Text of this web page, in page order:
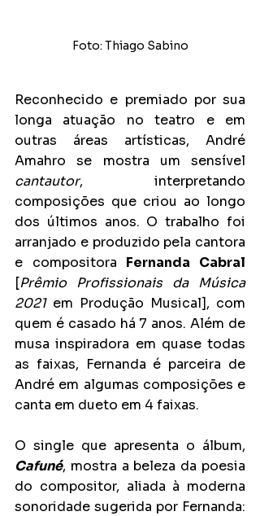
Foto: Thiago Sabino
Reconhecido e premiado por sua
longa atuação no teatro e em
outras áreas artísticas, André
cantautor, interpretando
composições que criou ao longo
dos últimos anos. O trabalho foi
arranjado e produzido pela cantora
e compositora Fernanda Cabral
[Prêmio Profissionais da Música
2021 em Produção Musical], com
quem é casado há 7 anos. Além de
musa inspiradora em quase todas
as faixas, Fernanda é parceira de
André em algumas composições e
canta em dueto em 4 faixas.
Cafuné, mostra a beleza da poesia
do compositor, aliada à moderna
sonoridade sugerida por Fernanda: